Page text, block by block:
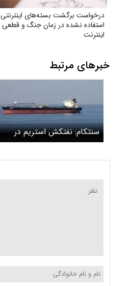
درخواست برگشت بسته‌های اینترنتی
استفاده نشده در زمان جنگ و قطعی
اینترنت
خبرهای مرتبط
سنتکام: نفتکش استریم در
مسیر ایران رهگیری شد